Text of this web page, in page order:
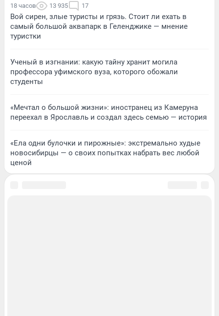
18 часов 13 935 17
Вой сирен, злые туристы и грязь. Стоит ли ехать в
самый большой аквапарк в Геленджике — мнение
туристки
Ученый в изгнании: какую тайну хранит могила
профессора уфимского вуза, которого обожали
студенты
«Мечтал о большой жизни»: иностранец из Камеруна
переехал в Ярославль и создал здесь семью — история
«Ела одни булочки и пирожные»: экстремально худые
новосибирцы — о своих попытках набрать вес любой
ценой